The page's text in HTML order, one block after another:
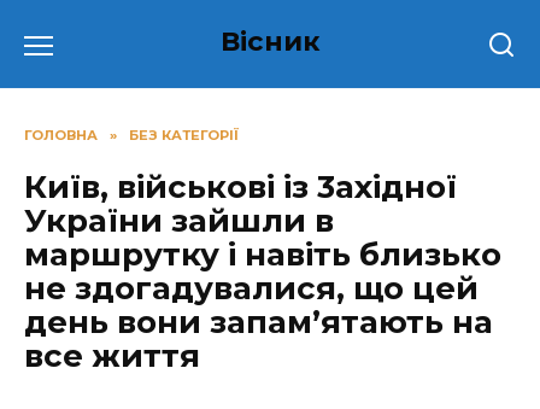
до
Вісник
ГОЛОВНА » БЕЗ КАТЕГОРІЇ
Київ, військові із 3ахідної
України зайшли в
маршрутку і навіть близько
не здогадувалися, що цей
день вони запам’ятають на
все життя